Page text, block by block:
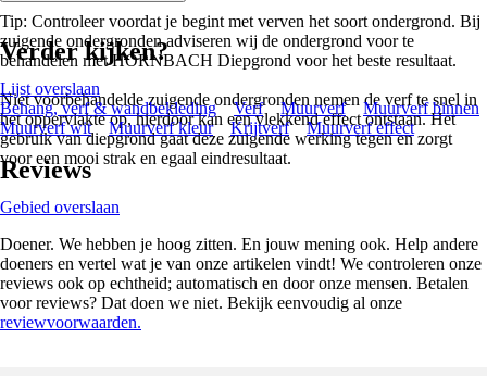
Tip: Controleer voordat je begint met verven het soort ondergrond. Bij
zuigende ondergronden adviseren wij de ondergrond voor te
behandelen met HORNBACH Diepgrond voor het beste resultaat.
Niet voorbehandelde zuigende ondergronden nemen de verf te snel in
het oppervlakte op, hierdoor kan een vlekkend effect ontstaan. Het
gebruik van diepgrond gaat deze zuigende werking tegen en zorgt
voor een mooi strak en egaal eindresultaat.
Verder kijken?
Lijst overslaan
Behang, verf & wandbekleding
Verf Muurverf
Muurverf binnen
Muurverf wit
Muurverf kleur Krijtverf Muurverf effect
Reviews
Gebied overslaan
Doener. We hebben je hoog zitten. En jouw mening ook. Help andere
doeners en vertel wat je van onze artikelen vindt! We controleren onze
reviews ook op echtheid; automatisch en door onze mensen. Betalen
voor reviews? Dat doen we niet. Bekijk eenvoudig al onze
reviewvoorwaarden.